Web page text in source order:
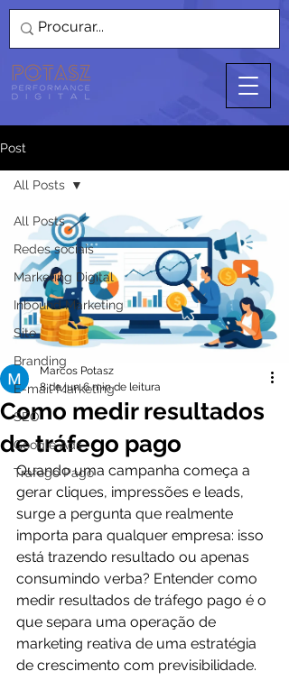
Post
All Posts
Redes sociais
Marketing Digital
Inbound Marketing
Site
Branding
E-mail Marketing
SEO
Google Ads
Tráfego Pago
All Posts
Como medir resultados
de tráfego pago
Marcos Potasz
8 de jun.6 min de leitura
Quando uma campanha começa a
gerar cliques, impressões e leads,
surge a pergunta que realmente
importa para qualquer empresa: isso
está trazendo resultado ou apenas
consumindo verba? Entender como
medir resultados de tráfego pago é o
que separa uma operação de
marketing reativa de uma estratégia
de crescimento com previsibilidade.